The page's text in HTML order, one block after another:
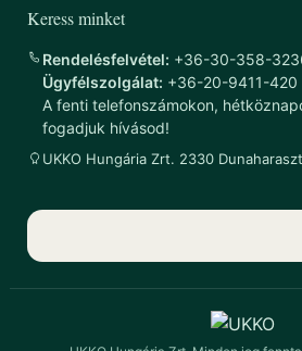
Keress minket
Rendelésfelvétel: +36-30-358-
Ügyfélszolgálat: +36-20-9411-420
A fenti telefonszámokon,
fogadjuk hívásod!
UKKO Hungária Zrt. 2330